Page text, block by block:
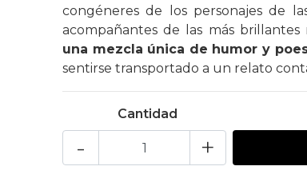
congéneres de los personajes de
acompañantes de las más
una mezcla única de humor y
sentirse transportado a un relato
Cantidad
- +